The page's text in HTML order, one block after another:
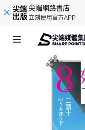
尖端網路書店
立刻使用官方APP